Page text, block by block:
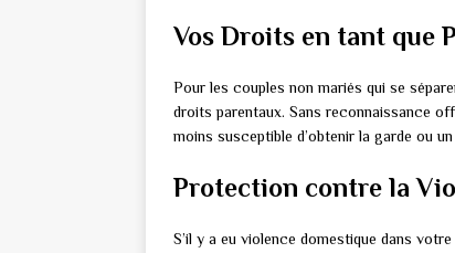
Vos Droits en tant que
Pour les couples non mariés qui se
droits parentaux. Sans reconnaissance
moins susceptible d’obtenir la garde ou
Protection contre la
S’il y a eu violence domestique dans